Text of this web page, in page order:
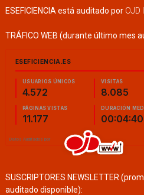
ESEFICIENCIA está auditado por OJD
TRÁFICO WEB (durante último mes
SUSCRIPTORES NEWSLETTER
auditado disponible):